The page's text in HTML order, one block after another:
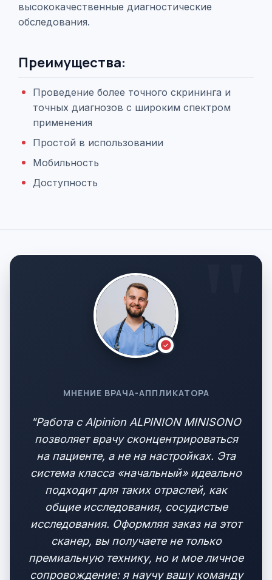
высококачественные диагностические
обследования.
Преимущества:
Проведение более точного скрининга и
точных диагнозов с широким спектром
применения
Простой в использовании
Мобильность
Доступность
МНЕНИЕ ВРАЧА-АППЛИКАТОРА
"Работа с Alpinion ALPINION MINISONO
позволяет врачу сконцентрироваться
на пациенте, а не на настройках. Эта
система класса «начальный» идеально
подходит для таких отраслей, как
общие исследования, сосудистые
исследования. Оформляя заказ на этот
сканер, вы получаете не только
премиальную технику, но и мое личное
сопровождение: я научу вашу команду